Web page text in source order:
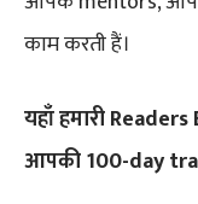
काम करती हैं।
यहाँ हमारी
आपकी 100-day